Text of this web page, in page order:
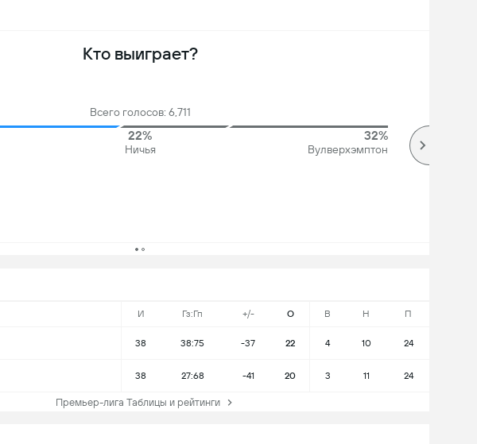
И Гз:Гп +/- О В Н П
38 38:75 -37 22 4 10 24
38 27:68 -41 20 3 11 24
Премьер-лига Таблицы и рейтинги
Кто выиграет?
Всего голосов: 6,711
22%
Ничья
32%
Вулверхэмптон